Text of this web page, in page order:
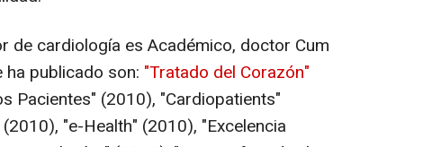
de cardiología es Académico, doctor Cum
publicado son: "Tratado del Corazón"
Pacientes" (2010), "Cardiopatients"
"e-Health" (2010), "Excelencia